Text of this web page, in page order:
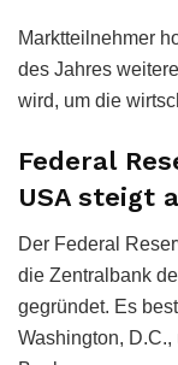
Marktteilnehmer
des Jahres
wird, um die
Federal
USA steigt
Der Federal
die Zentralbank
gegründet. Es
Washington,